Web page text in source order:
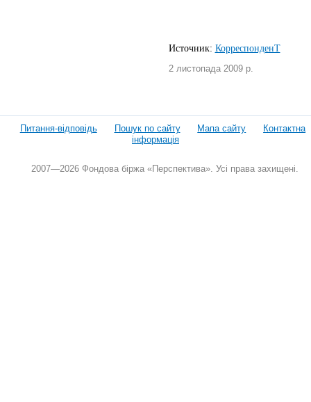
Источник: КорреспонденТ
2 листопада 2009 р.
Питання-відповідь Пошук по сайту Мапа сайту
Контактна
інформація
2007—2026 Фондова біржа «Перспектива». Усі права захищені.